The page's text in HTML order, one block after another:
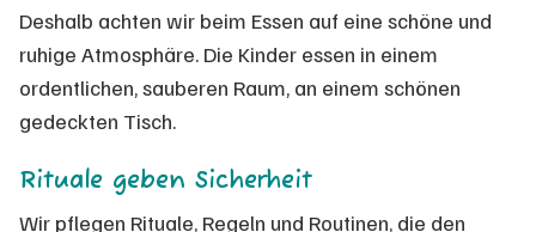
Deshalb achten wir beim Essen auf eine schöne und
ruhige Atmosphäre. Die Kinder essen in einem
ordentlichen, sauberen Raum, an einem schönen
gedeckten Tisch.
Rituale geben Sicherheit
Wir pflegen Rituale, Regeln und Routinen, die den